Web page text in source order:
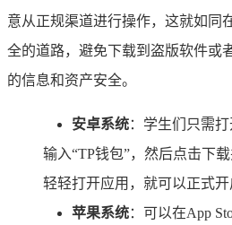
意从正规渠道进行操作，这就如同
全的道路，避免下载到盗版软件或
的信息和资产安全。
安卓系统：学生们只需
输入“TP钱包”，然后点击下
轻轻打开应用，就可以正式开
苹果系统：可以在App